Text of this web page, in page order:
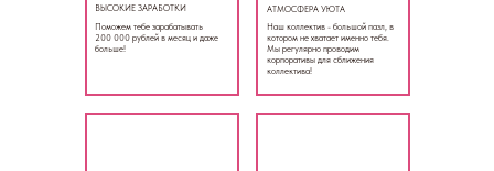
ВЫСОКИЕ ЗАРАБОТКИ
Поможем тебе зарабатывать
200 000 рублей в месяц и даже
больше!
АТМОСФЕРА УЮТА
Наш коллектив - большой пазл, в
котором не хватает именно тебя.
Мы регулярно проводим
корпоративы для сближения
коллектива!